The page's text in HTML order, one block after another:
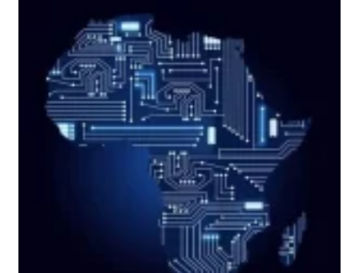
Tourne
Vers
La
Blockchain